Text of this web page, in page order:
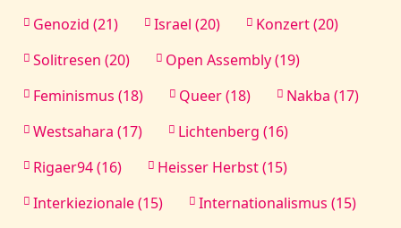
Genozid (21)
Israel (20)
Konzert (20)
Solitresen (20)
Open Assembly (19)
Feminismus (18)
Queer (18)
Nakba (17)
Westsahara (17)
Lichtenberg (16)
Rigaer94 (16)
Heisser Herbst (15)
Interkiezionale (15)
Internationalismus (15)